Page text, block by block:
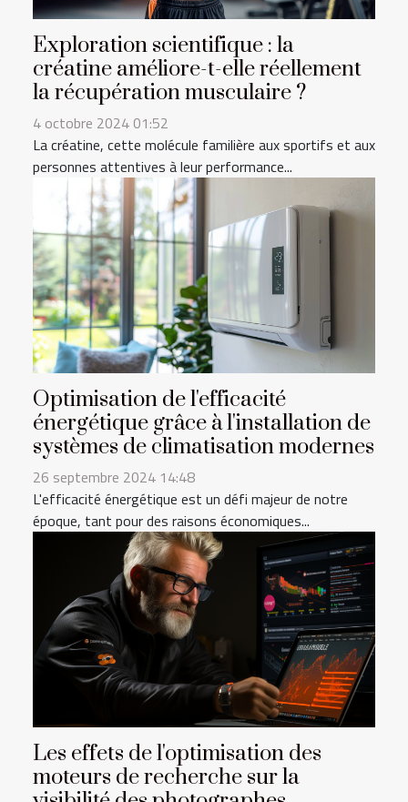
Exploration scientifique : la
créatine améliore-t-elle réellement
la récupération musculaire ?
4 octobre 2024 01:52
La créatine, cette molécule familière aux sportifs et aux
personnes attentives à leur performance...
Optimisation de l'efficacité
énergétique grâce à l'installation de
systèmes de climatisation modernes
26 septembre 2024 14:48
L'efficacité énergétique est un défi majeur de notre
époque, tant pour des raisons économiques...
Les effets de l'optimisation des
moteurs de recherche sur la